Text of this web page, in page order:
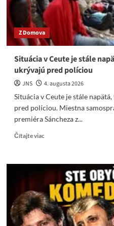
známeho
kúzelníka
pána
Hřícha
Z Domova
Situácia v Ceute je stále
ukrývajú pred políciou
JNS
4. augusta 2026
Situácia v Ceute je stále
pred políciou. Miestna
premiéra Sáncheza z...
Čítajte viacRead
Situácia
Ceute
je
stále
napätá,
tisíce